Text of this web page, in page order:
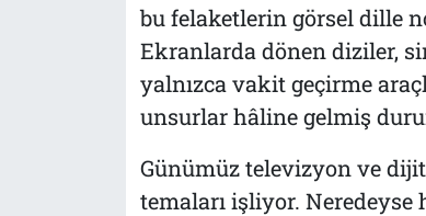
bu felaketlerin görsel dille
Ekranlarda dönen diziler,
yalnızca vakit geçirme
unsurlar hâline gelmiş
Günümüz televizyon ve
temaları işliyor.